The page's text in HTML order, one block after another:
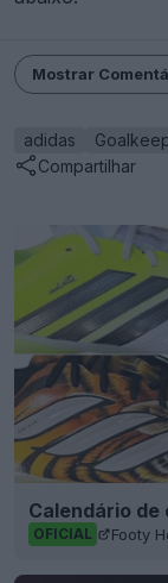
Mostrar
adidas
Compartilhar
Calendário
OFICIAL Footy